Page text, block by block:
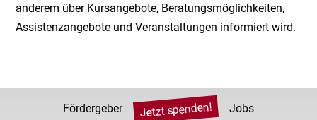
anderem über Kursangebote, Beratungsmöglichkeiten,
Assistenzangebote und Veranstaltungen informiert wird.
Fördergeber Jetzt spenden! Jobs